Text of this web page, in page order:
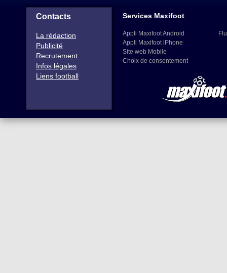
Contacts
La rédaction
Publicité
Recrutement
Infos légales
Liens football
Services Maxifoot
Appli Maxifoot Android
Appli Maxifoot iPhone
Site web Mobile
Choix de consentement